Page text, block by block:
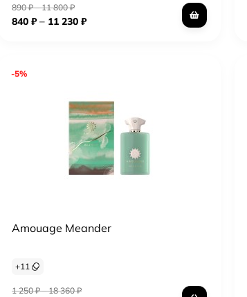
890₽–11 800₽
840 ₽– 11 230 ₽
-5%
Amouage Meander
+11
1 250₽–18 360₽